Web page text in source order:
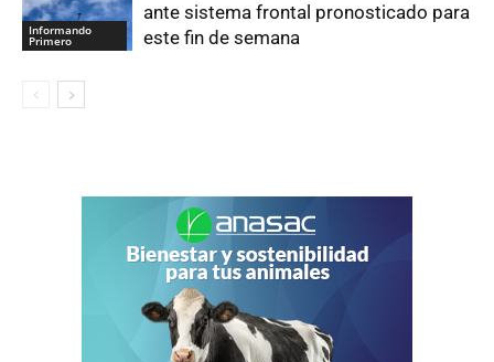
Informando
Primero
ante sistema frontal pronosticado para
este fin de semana